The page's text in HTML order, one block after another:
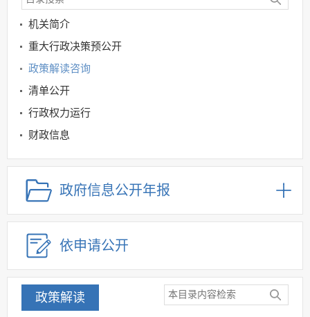
机关简介
重大行政决策预公开
政策解读咨询
清单公开
行政权力运行
财政信息
教育领域
规划信息
建议提案办理
公务员及事业单位招录
应急管理
回应关切
监督保障
其他法定信息
政府信息公开年报
依申请公开
政策解读